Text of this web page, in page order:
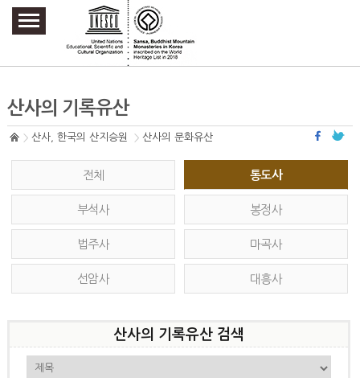
주요메뉴 바로가기
본문 바로가기
하단메뉴 바로가기
산사의 기록유산
산사, 한국의 산지승원 산사의 문화유산
전체 통도사
부석사 봉정사
법주사 마곡사
선암사 대흥사
산사의 기록유산 검색